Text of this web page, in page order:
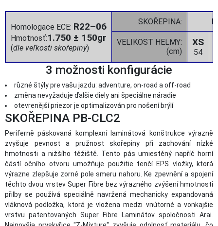
Homologace ECE: R22–06
Hmotnosť:1.750 ± 150gr
(dle veľkosti skořepiny)
SKOŘEPINA: II
VELIKOST HELMY:
(cm)
XS
54
3 možnosti konfigurácie
různé štýly pre vašu jazdu: adventure, on-road a off-road
změna nevyžaduje ďalšie diely ani špeciálne náradie
otevrenější priezor je optimalizován pro nošení brýlí
SKOŘEPINA PB-CLC2
Periferně páskovaná komplexní laminátová konštrukce výrazně
zvyšuje pevnost a pružnost skořepiny při zachování nízké
hmotnosti a nižšího těžiště. Tento pás umiestěný napříč horní
částí očního otvoru umožňuje použitie tenčí EPS vložky, ktorá
výrazne zlepšuje zorné pole smeru nahoru. Ke zpevnění a spojení
těchto dvou vrstev Super Fibre bez výrazného zvýšení hmotnosti
přilby se používá speciálně navržená mechanicky expandovaná
vláknová podložka, ktorá je vložena medzi vnútorné a vonkajšie
vrstvu patentovaných Super Fibre Laminátov spoločnosti Arai.